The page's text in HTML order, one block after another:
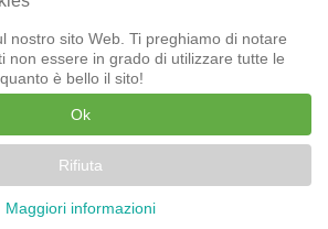
Monolocale
"Giallo Limone" - nr. 3
ORA CONTATTA
nostro sito Web. Ti preghiamo di notare
non essere in grado di utilizzare tutte le
è bello il sito!
Ok
Rifiuta
Maggiori informazioni